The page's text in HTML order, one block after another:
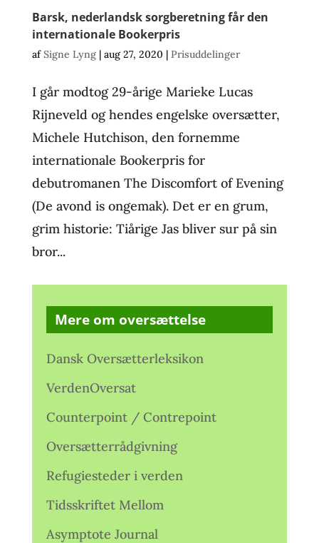
Barsk, nederlandsk sorgberetning får den
internationale Bookerpris
afSigne Lyng| aug 27, 2020 | Prisuddelinger
I går modtog 29-årige Marieke Lucas
Rijneveld og hendes engelske oversætter,
Michele Hutchison, den fornemme
internationale Bookerpris for
debutromanen The Discomfort of Evening
(De avond is ongemak). Det er en grum,
grim historie: Tiårige Jas bliver sur på sin
bror...
Mere om oversættelse
Dansk Oversætterleksikon
VerdenOversat
Counterpoint / Contrepoint
Oversætterrådgivning
Refugiesteder i verden
Tidsskriftet Mellom
Asymptote Journal